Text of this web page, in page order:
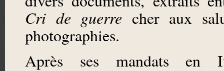
Cri de guerre cher aux
photographies.
Après ses mandats en